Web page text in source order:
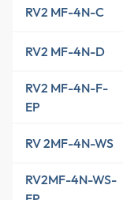
RV2 MF-4N-C
RV2 MF-4N-D
RV2 MF-4N-F-
EP
RV 2MF-4N-WS
RV2MF-4N-WS-